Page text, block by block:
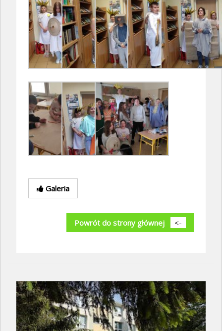
Galeria
Powrót do strony głównej <-